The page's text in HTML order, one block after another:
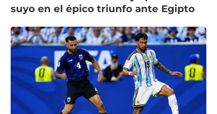
suyo en el épico triunfo ante Egipto